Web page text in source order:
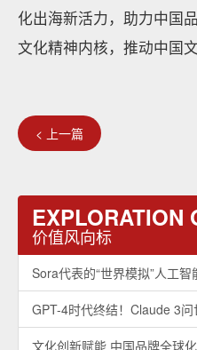
化出海新活力，助力中国
文化精神内核，推动中国
< 上一篇
EXPLORATION
价值风向标
Sora代表的“世界模拟”人工
GPT-4时代终结！Claude 3
文化创新赋能 中国品牌全球